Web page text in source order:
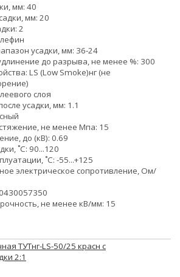
мм: 40
мм: 20
2
усадки, мм: 36-24
до разрыва, не менее %: 300
LS (Low Smoke)нг (не
слоя
усадки, мм: 1.1
не менее Мпа: 15
до (кВ): 0.69
˚С: 90...120
˚С: -55...+125
электрическое сопротивление, Ом/
не менее кВ/мм: 15
ТУТнг-LS-50/25 красн с
2:1